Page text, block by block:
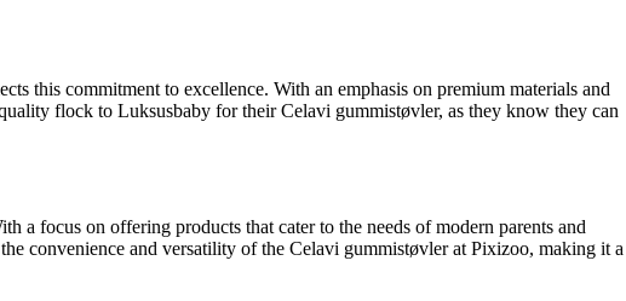
this commitment to excellence. With an emphasis on premium materials and
flock to Luksusbaby for their Celavi gummistøvler, as they know they can
focus on offering products that cater to the needs of modern parents and
convenience and versatility of the Celavi gummistøvler at Pixizoo, making it a